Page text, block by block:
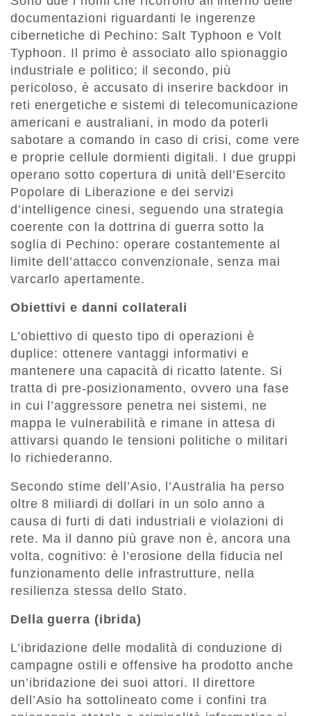
documentazioni riguardanti le ingerenze
cibernetiche di Pechino: Salt Typhoon e Volt
Typhoon. Il primo è associato allo spionaggio
industriale e politico; il secondo, più
pericoloso, è accusato di inserire backdoor in
reti energetiche e sistemi di telecomunicazione
americani e australiani, in modo da poterli
sabotare a comando in caso di crisi, come vere
e proprie cellule dormienti digitali. I due gruppi
operano sotto copertura di unità dell’Esercito
Popolare di Liberazione e dei servizi
d’intelligence cinesi, seguendo una strategia
coerente con la dottrina di guerra sotto la
soglia di Pechino: operare costantemente al
limite dell’attacco convenzionale, senza mai
varcarlo apertamente.
Obiettivi e danni collaterali
L’obiettivo di questo tipo di operazioni è
duplice: ottenere vantaggi informativi e
mantenere una capacità di ricatto latente. Si
tratta di pre-posizionamento, ovvero una fase
in cui l’aggressore penetra nei sistemi, ne
mappa le vulnerabilità e rimane in attesa di
attivarsi quando le tensioni politiche o militari
lo richiederanno.
Secondo stime dell’Asio, l’Australia ha perso
oltre 8 miliardi di dollari in un solo anno a
causa di furti di dati industriali e violazioni di
rete. Ma il danno più grave non è, ancora una
volta, cognitivo: è l’erosione della fiducia nel
funzionamento delle infrastrutture, nella
resilienza stessa dello Stato.
Della guerra (ibrida)
L’ibridazione delle modalità di conduzione di
campagne ostili e offensive ha prodotto anche
un’ibridazione dei suoi attori. Il direttore
dell’Asio ha sottolineato come i confini tra